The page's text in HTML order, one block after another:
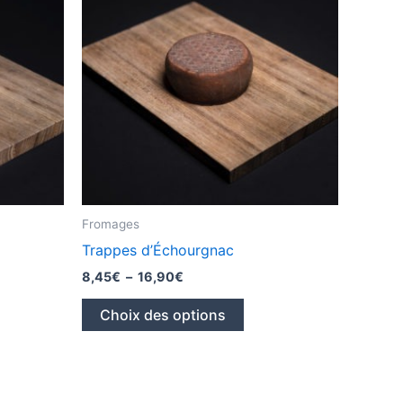
Fromages
Trappes d’Échourgnac
8,45€ – 16,90€
prix :
8,45€
Choix des options
Ce